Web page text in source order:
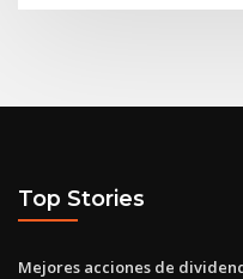
Top Stories
Mejores acciones de